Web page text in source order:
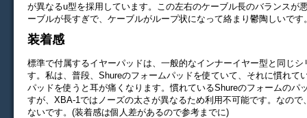
が異なるu型を採用しています。この左右のケーブル長のバランスが
ーブルが長すぎで、ケーブルがループ状になって絡まり鬱陶しいです
装着感
標準で付属するイヤーパッドは、一般的なインナーイヤー型と同じシ
す。私は、普段、Shureのフォームパッドを使ていて、それに慣れて
パッドを使うと耳が痛くなります。慣れているShureのフォームのパ
すが、XBA-1ではノーズの太さが異なるため利用不可能です。なので
ないです。(装着感は個人差があるので参考までに)